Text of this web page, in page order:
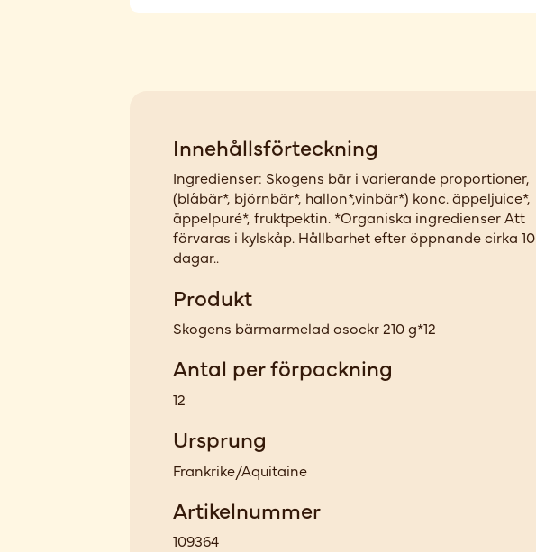
Innehållsförteckning
Ingredienser: Skogens bär i varierande proportioner,
(blåbär*, björnbär*, hallon*,vinbär*) konc. äppeljuice*,
äppelpuré*, fruktpektin. *Organiska ingredienser Att
förvaras i kylskåp. Hållbarhet efter öppnande cirka 10
dagar..
Produkt
Skogens bärmarmelad osockr 210 g*12
Antal per förpackning
12
Ursprung
Frankrike/Aquitaine
Artikelnummer
109364